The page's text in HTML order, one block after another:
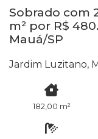
Sobrado com
m² por R$
Mauá/SP
Jardim Luzitano,
182,00 m²